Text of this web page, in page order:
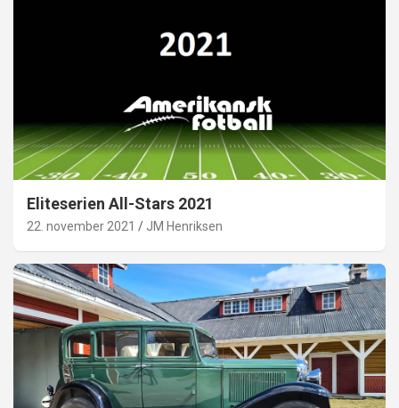
Eliteserien All-Stars 2021
22. november 2021 JM Henriksen